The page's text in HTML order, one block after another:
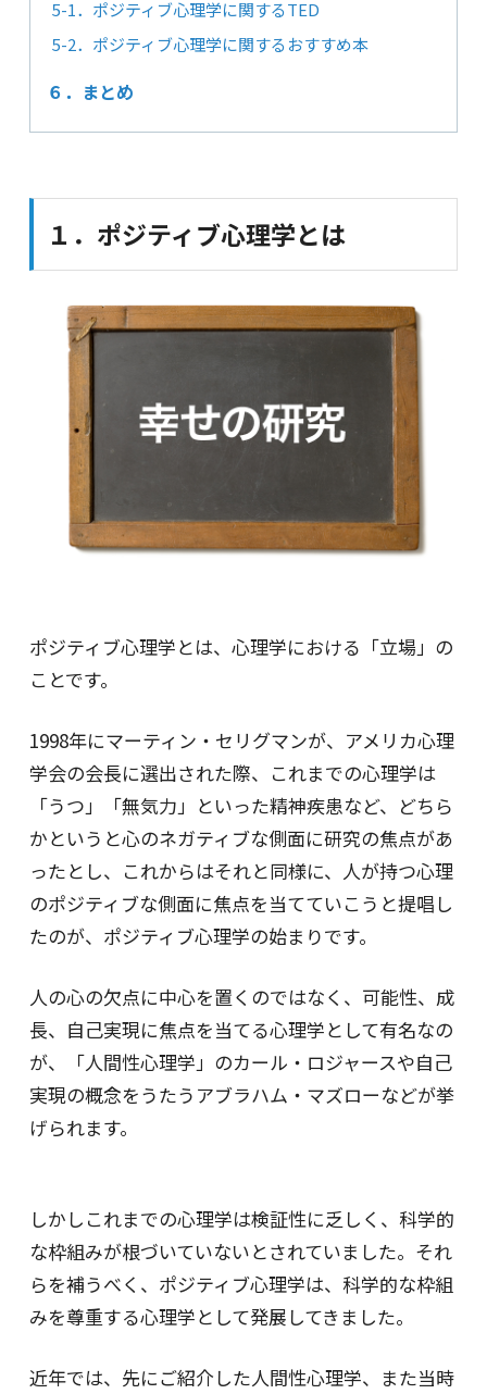
5-1．ポジティブ心理学に関するTED
5-2．ポジティブ心理学に関するおすすめ本
６．まとめ
１．ポジティブ心理学とは
ポジティブ心理学とは、心理学における「立場」の
ことです。
1998年にマーティン・セリグマンが、アメリカ心理
学会の会長に選出された際、これまでの心理学は
「うつ」「無気力」といった精神疾患など、どちら
かというと心のネガティブな側面に研究の焦点があ
ったとし、これからはそれと同様に、人が持つ心理
のポジティブな側面に焦点を当てていこうと提唱し
たのが、ポジティブ心理学の始まりです。
人の心の欠点に中心を置くのではなく、可能性、成
長、自己実現に焦点を当てる心理学として有名なの
が、「人間性心理学」のカール・ロジャースや自己
実現の概念をうたうアブラハム・マズローなどが挙
げられます。
しかしこれまでの心理学は検証性に乏しく、科学的
な枠組みが根づいていないとされていました。それ
らを補うべく、ポジティブ心理学は、科学的な枠組
みを尊重する心理学として発展してきました。
近年では、先にご紹介した人間性心理学、また当時